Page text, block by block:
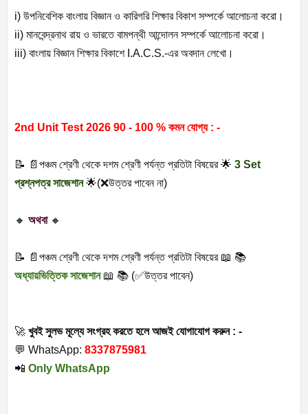
i) উপনিবেশিক বাংলায় বিজ্ঞান ও কারিগরি শিক্ষার বিকাশ সম্পর্কে আলোচনা করো।
ii) মানবেন্দ্রনাথ রায় ও ভারতে বামপন্থী আন্দোলন সম্পর্কে আলোচনা করো।
iii) বাংলায় বিজ্ঞান শিক্ষার বিকাশে I.A.C.S.-এর অবদান লেখো।
2nd Unit Test 2026 90 - 100 % কমন যোগ্য : -
📝 📄পঞ্চম শ্রেণী থেকে দশম শ্রেণী পর্যন্ত প্রতিটা বিষয়ের 🌟 3 Set
প্রশ্নপত্র সাজেশান🌟(❌উত্তর পাবেন না)
🔸 অথবা🔸
📝 📄পঞ্চম শ্রেণী থেকে দশম শ্রেণী পর্যন্ত প্রতিটা বিষয়ের 📖 📚
অধ্যায়ভিত্তিক সাজেশান📖 📚 (✅উত্তর পাবেন)
🚀 খুবই সুলভ মূল্যে সংগ্রহ করতে হলে আজই যোগাযোগ করুন : -
💬 WhatsApp: 8337875981
📲 Only WhatsApp